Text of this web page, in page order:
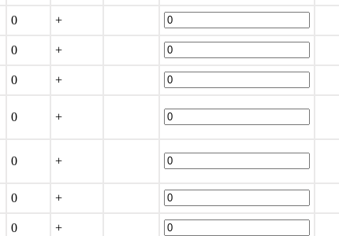
0 +
0 +
0 +
0 +
0 +
0 +
0 +